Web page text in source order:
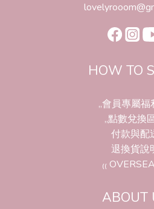
HOW TO
,,會員專屬
,,點數兌換
付款與配
退換貨說
₍₍
ABOUT